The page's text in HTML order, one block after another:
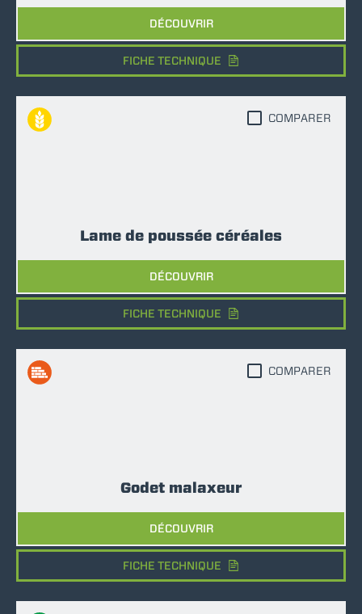
DÉCOUVRIR
FICHE TECHNIQUE
Lame de poussée céréales
DÉCOUVRIR
COMPARER
FICHE TECHNIQUE
Godet malaxeur
DÉCOUVRIR
COMPARER
FICHE TECHNIQUE